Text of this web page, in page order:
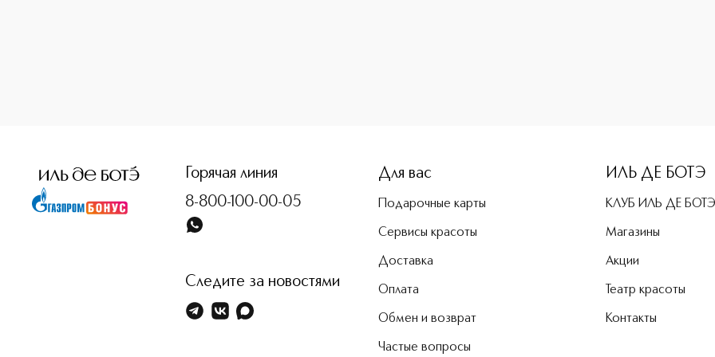
Горячая линия
8-800-100-00-05
Следите за новостями
Для вас
Подарочные карты
Сервисы красоты
Доставка
Оплата
Обмен и возврат
Частые вопросы
ИЛЬ ДЕ БОТЭ
КЛУБ ИЛЬ ДЕ БОТЭ
Магазины
Акции
Театр красоты
Контакты